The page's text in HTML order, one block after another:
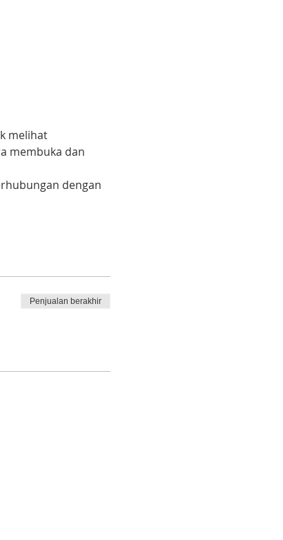
melihat
membuka dan
dengan
Penjualan berakhir